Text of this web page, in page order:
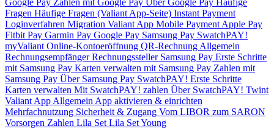
Fragen Häufige Fragen (Valiant App-Seite) Instant Payment
Loginverfahren Migration Valiant App Mobile Payment Apple Pay
Fitbit Pay Garmin Pay Google Pay Samsung Pay SwatchPAY!
myValiant Online-Kontoeröffnung QR-Rechnung Allgemein
RechnungsempfängerRechnungssteller Samsung Pay Erste Schritte
mit Samsung Pay Karten verwalten mit Samsung Pay Zahlen mit
Samsung Pay Über Samsung Pay SwatchPAY! Erste Schritte
Karten verwalten Mit SwatchPAY! zahlen Über SwatchPAY! Twint
Valiant App Allgemein App aktivieren & einrichten
Mehrfachnutzung Sicherheit & Zugang Vom LIBOR zum SARON
Vorsorgen Zahlen Lila Set Lila Set Young